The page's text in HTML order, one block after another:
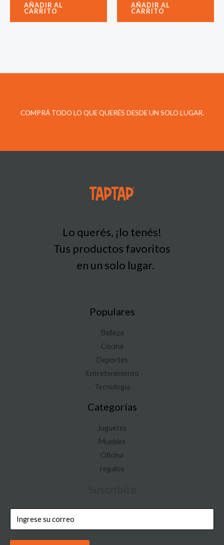
AÑADIR AL
CARRITO
AÑADIR AL
CARRITO
COMPRÁ TODO LO QUE QUERÉS DESDE UN SOLO LUGAR.
Lo querés, ¡lo tenés!
Tus productos favoritos
en un solo lugar.
Populares
Belleza
Cocina
Deportes
Entretenimiento
Tecnología
Categorías
Juguetes
Muebles
Oficina
regalos